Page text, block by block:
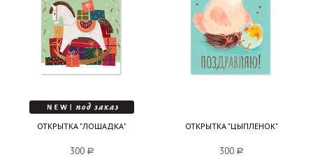
ОТКРЫТКА "ЛОШАДКА"
300 a
ОТКРЫТКА "ЦЫПЛЕНОК"
300 a